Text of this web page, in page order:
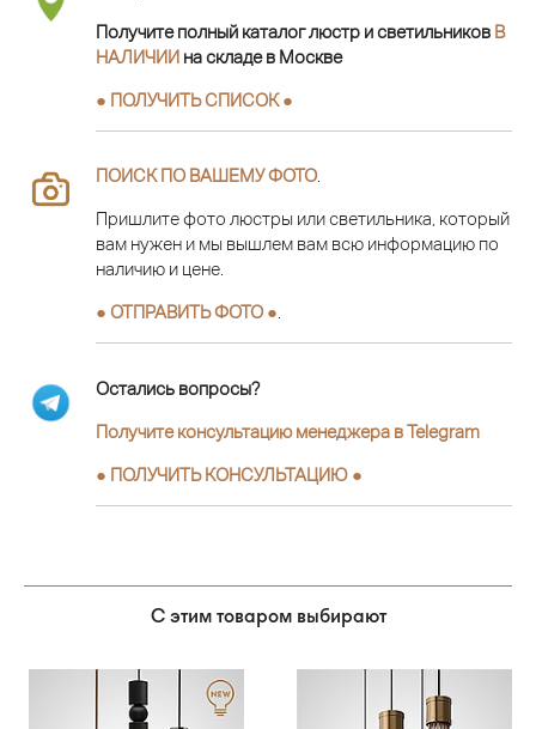
Получите полный каталог люстр и светильников В
НАЛИЧИИ на складе в Москве
● ПОЛУЧИТЬ СПИСОК ●
ПОИСК ПО ВАШЕМУ ФОТО
Пришлите фото люстры или светильника, который
вам нужен и мы вышлем вам всю информацию по
наличию и цене.
● ОТПРАВИТЬ ФОТО ●
Остались вопросы?
Получите консультацию менеджера в Telegram
● ПОЛУЧИТЬ КОНСУЛЬТАЦИЮ ●
С этим товаром выбирают